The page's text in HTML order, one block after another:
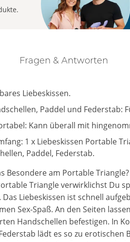
Fragen & Antworten
Liebeskissen.
Paddel und Federstab:
Kann überall mit
1 x Liebeskissen Portable
Paddel, Federstab.
Besondere am Portable Triangle?
Triangle verwirklichst Du
Das Liebeskissen ist schnell
Sex-Spaß. An den Seiten
Handschellen befestigen. In
lädt es so zu erotischen